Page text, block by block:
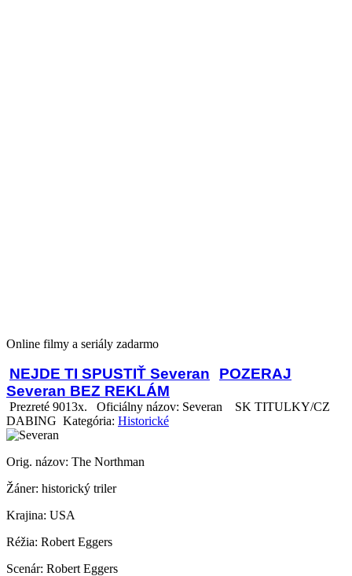
Online filmy a seriály zadarmo
NEJDE TI SPUSTIŤ Severan
POZERAJ
Severan BEZ REKLÁM
Prezreté 9013x. Oficiálny názov: Severan
SK TITULKY/CZ
DABING Kategória: Historické
Orig. názov: The Northman
Žáner: historický triler
Krajina: USA
Réžia: Robert Eggers
Scenár: Robert Eggers